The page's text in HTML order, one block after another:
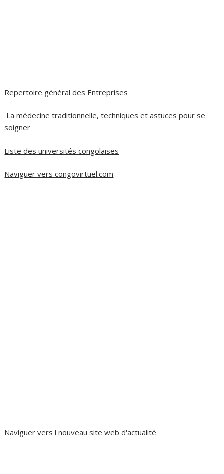
Repertoire général des Entreprises
La médecine traditionnelle, techniques et astuces pour se
soigner
Liste des universités congolaises
Naviguer vers congovirtuel.com
Naviguer vers l nouveau site web d'actualité